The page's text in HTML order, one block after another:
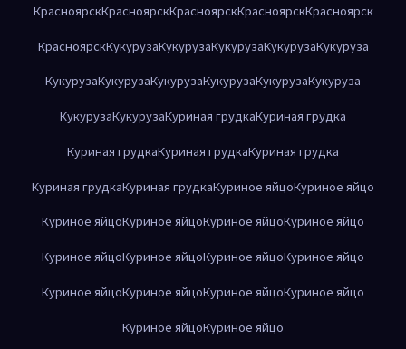
КрасноярскКрасноярскКрасноярскКрасноярскКрасноярск
КрасноярскКукурузаКукурузаКукурузаКукурузаКукуруза
КукурузаКукурузаКукурузаКукурузаКукурузаКукуруза
КукурузаКукурузаКуриная грудкаКуриная грудка
Куриная грудкаКуриная грудкаКуриная грудка
Куриная грудкаКуриная грудкаКуриное яйцоКуриное яйцо
Куриное яйцоКуриное яйцоКуриное яйцоКуриное яйцо
Куриное яйцоКуриное яйцоКуриное яйцоКуриное яйцо
Куриное яйцоКуриное яйцоКуриное яйцоКуриное яйцо
Куриное яйцоКуриное яйцо